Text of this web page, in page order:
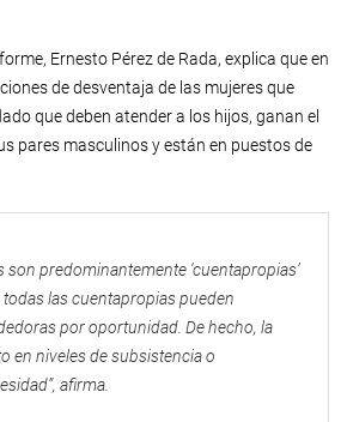
Ernesto Pérez de Rada, explica que en
de desventaja de las mujeres que
que deben atender a los hijos, ganan el
pares masculinos y están en puestos de
son predominantemente ‘cuentapropias’
las cuentapropias pueden
por oportunidad. De hecho, la
en niveles de subsistencia o
afirma.